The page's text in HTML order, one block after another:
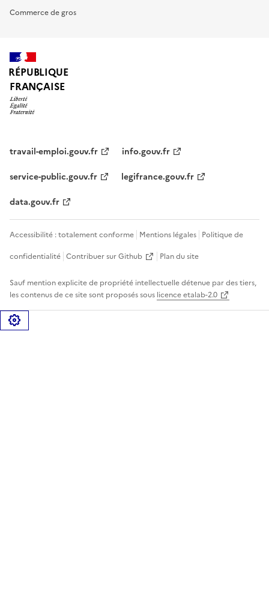
Commerce de gros
RÉPUBLIQUE
FRANÇAISE
travail-emploi.gouv.fr
info.gouv.fr
service-public.gouv.fr
legifrance.gouv.fr
data.gouv.fr
Accessibilité : totalement conforme Mentions légales Politique de
confidentialité Contribuer sur Github Plan du site
Sauf mention explicite de propriété intellectuelle détenue par des tiers,
les contenus de ce site sont proposés sous licence etalab-2.0
Gérer les cookies